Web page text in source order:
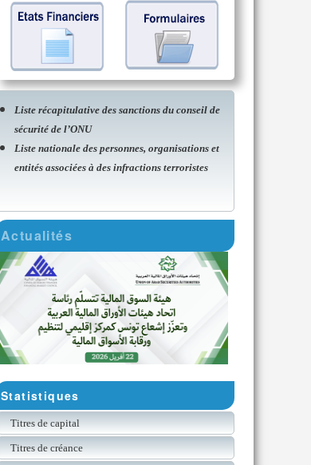
Liste récapitulative des sanctions du conseil de
sécurité de l’ONU
Liste nationale des personnes, organisations et
entités associées à des infractions terroristes
Actualités
Statistiques
Titres de capital
Titres de créance